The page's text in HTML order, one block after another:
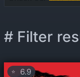
# Filter
⭐ 6.9